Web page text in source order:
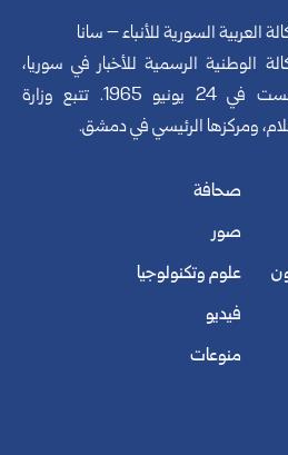
العربية السورية للأنباء – سانا
الوطنية الرسمية للأخبار في سوريا،
تأسست في 24 يونيو 1965. تتبع وزارة
ومركزها الرئيسي في دمشق.
صحافة
صور
علوم وتكنولوجيا
فيديو
منوعات